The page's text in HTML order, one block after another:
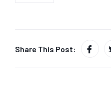
Share This Post: